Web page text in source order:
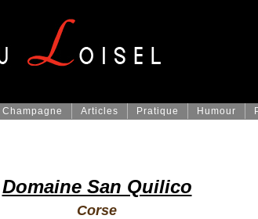
Champagne Articles Pratique Humour
Domaine San Quilico
Corse